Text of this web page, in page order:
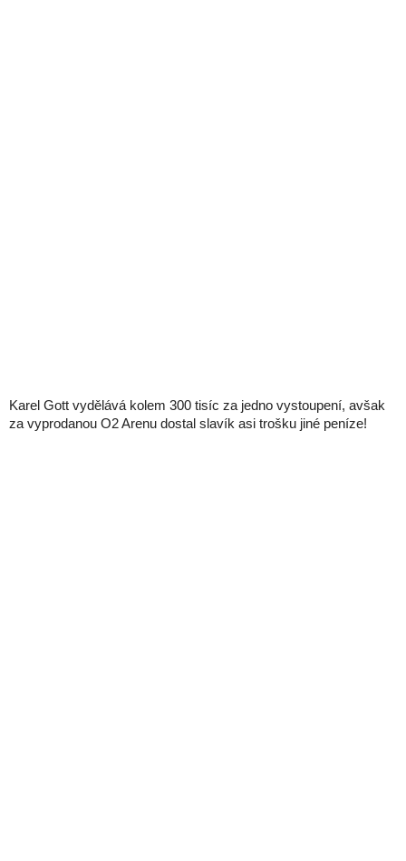
Karel Gott vydělává kolem 300 tisíc za jedno vystoupení, avšak
za vyprodanou O2 Arenu dostal slavík asi trošku jiné peníze!